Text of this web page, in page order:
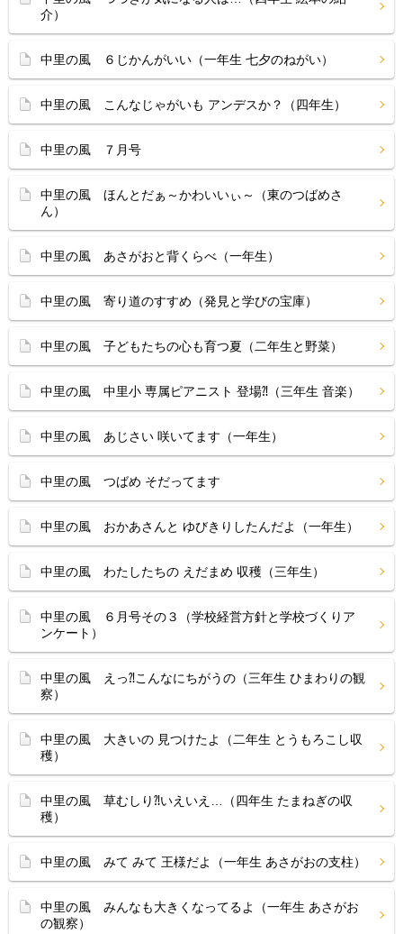
介）
中里の風 ６じかんがいい（一年生 七夕のねがい）
中里の風 こんなじゃがいも アンデスか？（四年生）
中里の風 ７月号
中里の風 ほんとだぁ～かわいいぃ～（東のつばめさ
ん）
中里の風 あさがおと背くらべ（一年生）
中里の風 寄り道のすすめ（発見と学びの宝庫）
中里の風 子どもたちの心も育つ夏（二年生と野菜）
中里の風 中里小 専属ピアニスト 登場⁈（三年生 音楽）
中里の風 あじさい 咲いてます（一年生）
中里の風 つばめ そだってます
中里の風 おかあさんと ゆびきりしたんだよ（一年生）
中里の風 わたしたちの えだまめ 収穫（三年生）
中里の風 ６月号その３（学校経営方針と学校づくりア
ンケート）
中里の風 えっ⁈こんなにちがうの（三年生 ひまわりの観
察）
中里の風 大きいの 見つけたよ（二年生 とうもろこし収
穫）
中里の風 草むしり⁈いえいえ…（四年生 たまねぎの収
穫）
中里の風 みて みて 王様だよ（一年生 あさがおの支柱）
中里の風 みんなも大きくなってるよ（一年生 あさがお
の観察）